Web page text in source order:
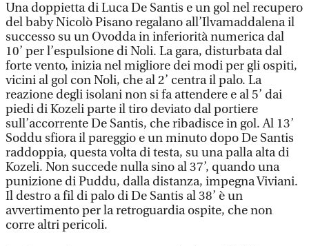
Una doppietta di Luca De Santis e un gol nel recupero
del baby Nicolò Pisano regalano all’Ilvamaddalena il
successo su un Ovodda in inferiorità numerica dal
10’ per l’espulsione di Noli. La gara, disturbata dal
forte vento, inizia nel migliore dei modi per gli ospiti,
vicini al gol con Noli, che al 2’ centra il palo. La
reazione degli isolani non si fa attendere e al 5’ dai
piedi di Kozeli parte il tiro deviato dal portiere
sull’accorrente De Santis, che ribadisce in gol. Al 13’
Soddu sfiora il pareggio e un minuto dopo De Santis
raddoppia, questa volta di testa, su una palla alta di
Kozeli. Non succede nulla sino al 37’, quando una
punizione di Puddu, dalla distanza, impegna Viviani.
Il destro a fil di palo di De Santis al 38’ è un
avvertimento per la retroguardia ospite, che non
corre altri pericoli.